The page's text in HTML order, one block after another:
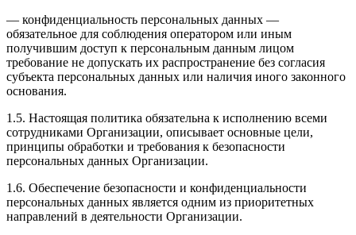
— конфиденциальность персональных данных —
обязательное для соблюдения оператором или иным
получившим доступ к персональным данным лицом
требование не допускать их распространение без согласия
субъекта персональных данных или наличия иного законного
основания.
1.5. Настоящая политика обязательна к исполнению всеми
сотрудниками Организации, описывает основные цели,
принципы обработки и требования к безопасности
персональных данных Организации.
1.6. Обеспечение безопасности и конфиденциальности
персональных данных является одним из приоритетных
направлений в деятельности Организации.